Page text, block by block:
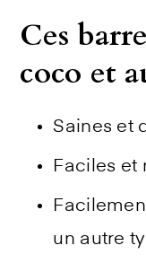
Ces
coco et
Saines et
Faciles et
un autre